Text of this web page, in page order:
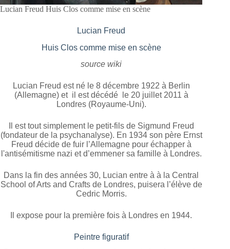
Lucian Freud Huis Clos comme mise en scène
Lucian Freud
Huis Clos comme mise en scène
source wiki
Lucian Freud est né le 8 décembre 1922 à Berlin
(Allemagne) et il est décédé le 20 juillet 2011 à
Londres (Royaume-Uni).
Il est tout simplement le petit-fils de Sigmund Freud
(fondateur de la psychanalyse). En 1934 son père Ernst
Freud décide de fuir l’Allemagne pour échapper à
l'antisémitisme nazi et d’emmener sa famille à Londres.
Dans la fin des années 30, Lucian entre à à la Central
School of Arts and Crafts de Londres, puisera l’élève de
Cedric Morris.
Il expose pour la première fois à Londres en 1944.
Peintre figuratif